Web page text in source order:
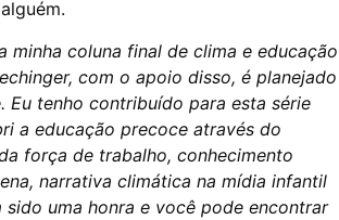
minha coluna final de clima e educação
com o apoio disso, é planejado
Eu tenho contribuído para esta série
a educação precoce através do
força de trabalho, conhecimento
narrativa climática na mídia infantil
sido uma honra e você pode encontrar